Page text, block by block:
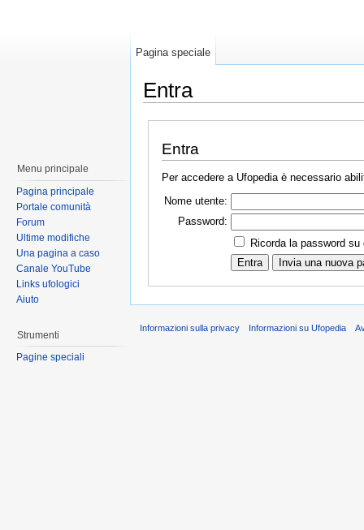
Entra
Entra
Per accedere a Ufopedia è necessario
Nome utente:
Password:
Ricorda la password
Pagina speciale
Menu principale
Pagina principale
Portale comunità
Forum
Ultime modifiche
Una pagina a caso
Canale YouTube
Links ufologici
Aiuto
Strumenti
Pagine speciali
Informazioni sulla privacy Informazioni su Ufopedia